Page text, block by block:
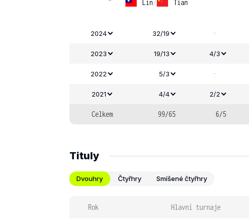
Lin/ Tian
2024 32/19 -
2023 19/13 4/3
2022 5/3 -
2021 4/4 2/2
Celkem 99/65 6/5
Tituly
Dvouhry Čtyřhry Smíšené čtyřhry
Rok Hlavní turnaje